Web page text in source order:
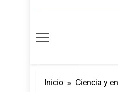
Inicio Ciencia y